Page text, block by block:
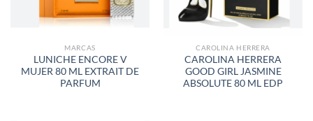
MARCAS
LUNICHE ENCORE V
MUJER 80 ML EXTRAIT DE
PARFUM
CAROLINA HERRERA
CAROLINA HERRERA
GOOD GIRL JASMINE
ABSOLUTE 80 ML EDP